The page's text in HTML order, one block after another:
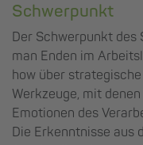
Schwerpunkt
Der Schwerpunkt des
man Enden im
how über
Werkzeuge, mit
Emotionen des
Die Erkenntnisse aus